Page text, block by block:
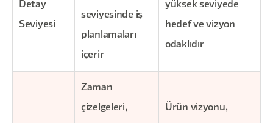
Detay
Seviyesi
seviyesinde iş
planlamaları
içerir
yüksek seviyede
hedef ve vizyon
odaklıdır
Zaman
çizelgeleri, Ürün vizyonu,